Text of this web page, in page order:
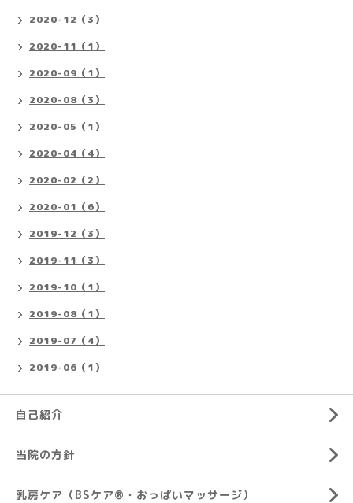
2020-12（3）
2020-11（1）
2020-09（1）
2020-08（3）
2020-05（1）
2020-04（4）
2020-02（2）
2020-01（6）
2019-12（3）
2019-11（3）
2019-10（1）
2019-08（1）
2019-07（4）
2019-06（1）
自己紹介
当院の方針
乳房ケア（BSケア®︎・おっぱいマッサージ）